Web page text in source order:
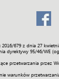
679 z dnia 27
dyrektywy 95/46/WE
przetwarzania przez
warunków
Społeczność